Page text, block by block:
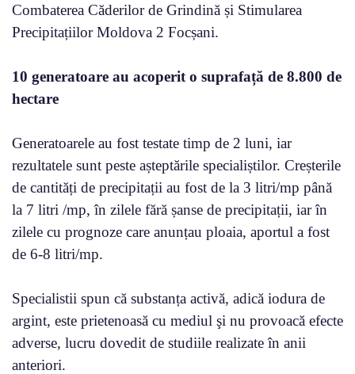
Combaterea Căderilor de Grindină și Stimularea
Precipitațiilor Moldova 2 Focșani.
10 generatoare au acoperit o suprafață de 8.800 de
hectare
Generatoarele au fost testate timp de 2 luni, iar
rezultatele sunt peste așteptările specialiștilor. Creșterile
de cantități de precipitații au fost de la 3 litri/mp până
la 7 litri /mp, în zilele fără șanse de precipitații, iar în
zilele cu prognoze care anunțau ploaia, aportul a fost
de 6-8 litri/mp.
Specialistii spun că substanța activă, adică iodura de
argint, este prietenoasă cu mediul şi nu provoacă efecte
adverse, lucru dovedit de studiile realizate în anii
anteriori.